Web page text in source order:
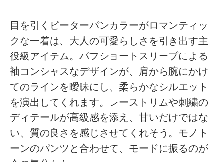
目を引くピーターパンカラーがロマンティッ
クな一着は、大人の可愛らしさを引き出す主
役級アイテム。パフショートスリーブによる
袖コンシャスなデザインが、肩から腕にかけ
てのラインを曖昧にし、柔らかなシルエット
を演出してくれます。レーストリムや刺繍の
ディテールが高級感を添え、甘いだけではな
い、質の良さを感じさせてくれそう。モノト
ーンのパンツと合わせて、モードに振るのが